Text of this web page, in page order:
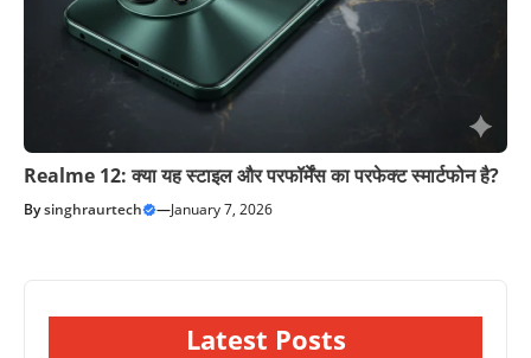
Realme 12: क्या यह स्टाइल और परफॉर्मेंस का परफेक्ट स्मार्टफोन है?
Bysinghraurtech —January 7, 2026
Latest Posts